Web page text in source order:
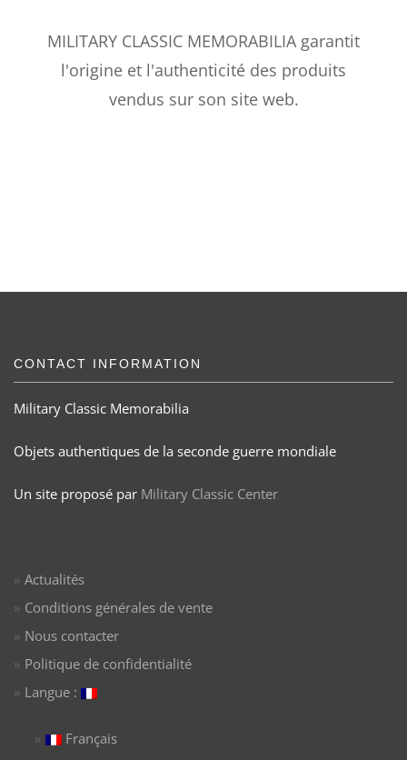
MILITARY CLASSIC MEMORABILIA garantit
l'origine et l'authenticité des produits
vendus sur son site web.
CONTACT INFORMATION
Military Classic Memorabilia
Objets authentiques de la seconde guerre mondiale
Un site proposé par Military Classic Center
Actualités
Conditions générales de vente
Nous contacter
Politique de confidentialité
Langue :
Français